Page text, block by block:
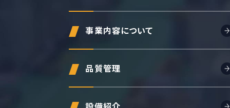
事業内容について
品質管理